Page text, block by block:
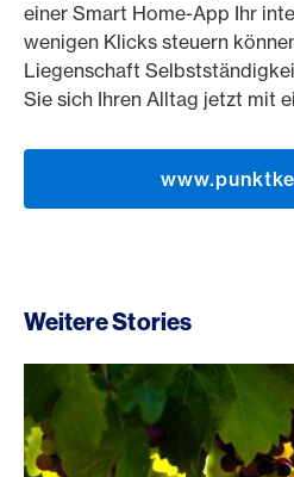
einer Smart Home-App Ihr
wenigen Klicks steuern
Liegenschaft
Sie sich Ihren Alltag jetzt mit
Weitere Stories